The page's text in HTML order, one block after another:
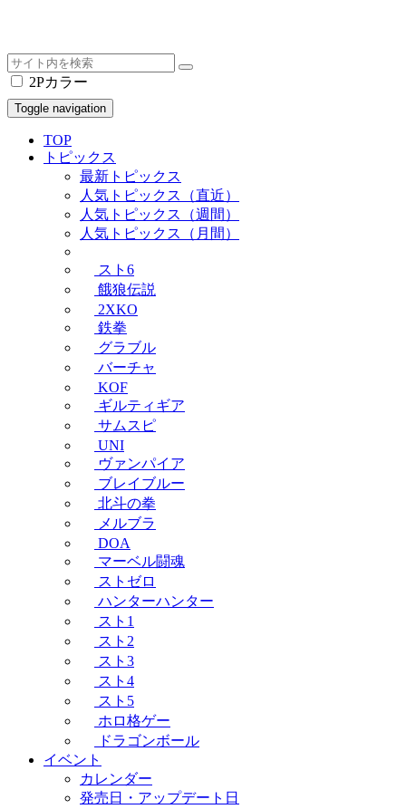
2Pカラー
Toggle navigation
TOP
トピックス
最新トピックス
人気トピックス（直近）
人気トピックス（週間）
人気トピックス（月間）
スト6
餓狼伝説
2XKO
鉄拳
グラブル
バーチャ
KOF
ギルティギア
サムスピ
UNI
ヴァンパイア
ブレイブルー
北斗の拳
メルブラ
DOA
マーベル闘魂
ストゼロ
ハンターハンター
スト1
スト2
スト3
スト4
スト5
ホロ格ゲー
ドラゴンボール
イベント
カレンダー
発売日・アップデート日